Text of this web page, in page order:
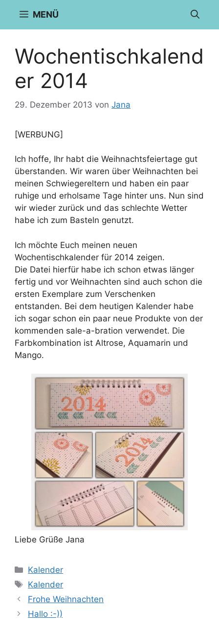
Inhalt
springen
MENÜ
Wochentischkalend
er 2014
29. Dezember 2013 von Jana
[WERBUNG]
Ich hoffe, Ihr habt die Weihnachtsfeiertage gut
überstanden. Wir waren über Weihnachten bei
meinen Schwiegereltern und haben ein paar
ruhige und erholsame Tage hinter uns. Nun sind
wir wieder zurück und das schlechte Wetter
habe ich zum Basteln genutzt.
Ich möchte Euch meinen neuen
Wochentischkalender für 2014 zeigen.
Die Datei hierfür habe ich schon etwas länger
fertig und vor Weihnachten sind auch schon die
ersten Exemplare zum Verschenken
entstanden. Bei dem heutigen Kalender habe
ich sogar schon ein paar neue Produkte von der
kommenden sale-a-bration verwendet. Die
Farbkombination ist Altrose, Aquamarin und
Mango.
Liebe Grüße Jana
Kategorien
Kalender
Schlagwörter
Kalender
Frohe Weihnachten
Hallo :-))